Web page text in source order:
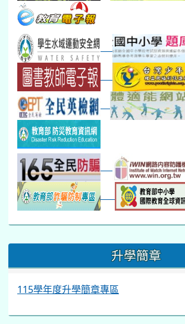
本週_友善校園週收學生證、換補教科...
本週_圖書館開放借...
開學日
第一週
::: 升學簡章
115學年度升學簡章專區